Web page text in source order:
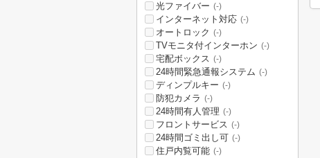
光ファイバー (-)
インターネット対応 (-)
オートロック (-)
TVモニタ付インターホン (-)
宅配ボックス (-)
24時間緊急通報システム (-)
ディンプルキー (-)
防犯カメラ (-)
24時間有人管理 (-)
フロントサービス (-)
24時間ゴミ出し可 (-)
住戸内覧可能 (-)